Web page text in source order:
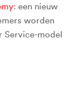
: een nieuw
worden
Service-model